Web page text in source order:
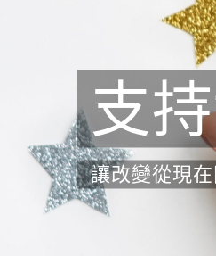
支
讓改變從現